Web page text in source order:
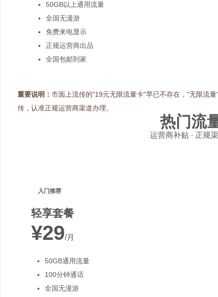
50GB以上通用流量
全国无漫游
免费来电显示
正规运营商出品
全国包邮到家
重要说明： 市面上流传的"19元无限流量卡"早已不存在，"无限流
传，认准正规运营商渠道办理。
热门流
运营商补贴 · 正规
入门推荐
轻享套餐
¥29/月
50GB通用流量
100分钟通话
全国无漫游